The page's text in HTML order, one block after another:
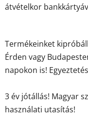
átvételkor
Termékeinket
Érden vagy
napokon is!
3 év jótállás! Magyar
használati utasítás!